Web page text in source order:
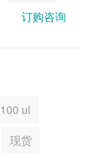
订购咨询
100 ul
现货